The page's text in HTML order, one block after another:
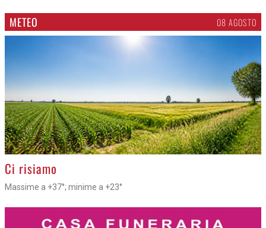
METEO 08 AGOSTO
>
Ci risiamo
Massime a +37°; minime a +23°